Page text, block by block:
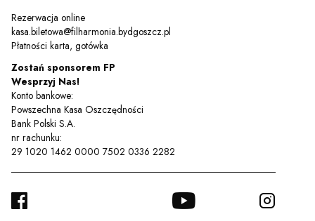
Rezerwacja online
kasa.biletowa@filharmonia.bydgoszcz.pl
Płatności karta, gotówka
Zostań sponsorem FP
Wesprzyj Nas!
Konto bankowe:
Powszechna Kasa Oszczędności
Bank Polski S.A.
nr rachunku:
29 1020 1462 0000 7502 0336 2282
FACEBOOK YOUTUBE